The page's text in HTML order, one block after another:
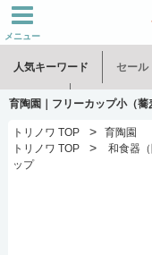
メニュー
人気キーワード セール
水谷和音 児玉修治
育陶園｜フリーカップ小（蕎
トリノワ TOP >
育陶園
トリノワ TOP
> 和食器（
ップ